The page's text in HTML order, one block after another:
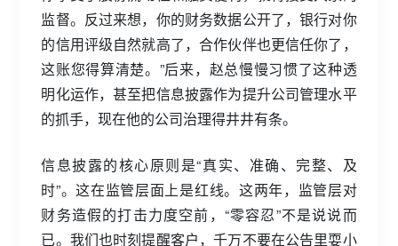
监督。反过来想，你的财务数据公开了，银行对你
的信用评级自然就高了，合作伙伴也更信任你了，
这账您得算清楚。”后来，赵总慢慢习惯了这种透
明化运作，甚至把信息披露作为提升公司管理水平
的抓手，现在他的公司治理得井井有条。
信息披露的核心原则是“真实、准确、完整、及
时”。这在监管层面上是红线。这两年，监管层对
财务造假的打击力度空前，“零容忍”不是说说而
已。我们也时刻提醒客户，千万不要在公告里耍小